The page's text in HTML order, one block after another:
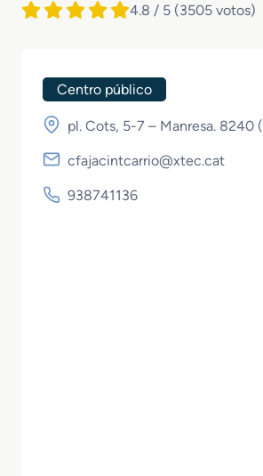
4.8 / 5 (3505 votos)
Centro público
pl. Cots, 5-7 – Manresa. 8240 (
cfajacintcarrio@xtec.cat
938741136